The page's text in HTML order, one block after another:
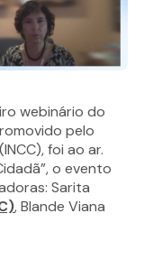
webinário do
pelo
foi ao ar.
o evento
Sarita
, Blande Viana